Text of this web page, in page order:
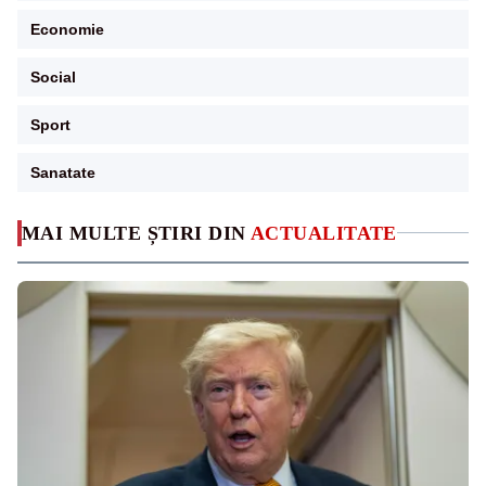
MAI MULTE ȘTIRI DIN ACTUALITATE
Economie
Social
Sport
Sanatate